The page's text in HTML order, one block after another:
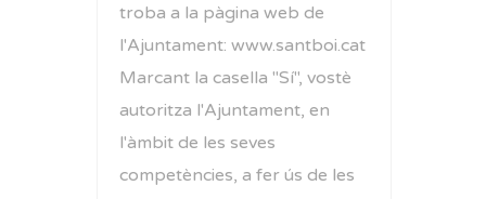
troba a la pàgina web de
l'Ajuntament: www.santboi.cat
Marcant la casella "Sí", vostè
autoritza l'Ajuntament, en
l'àmbit de les seves
competències, a fer ús de les